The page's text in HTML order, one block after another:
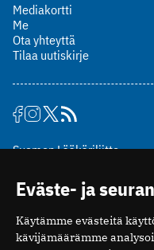
Mediakortti
Me
Ota yhteyttä
Tilaa uutiskirje
Suomen Lääkäriliitto
00510 Helsinki
puh. (09) 393 091
Eväste- ja
Käytämme evästeitä
kävijämäärämme